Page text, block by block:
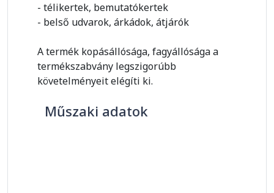
- télikertek, bemutatókertek
- belső udvarok, árkádok, átjárók
A termék kopásállósága, fagyállósága a
termékszabvány legszigorúbb
követelményeit elégíti ki.
Műszaki adatok